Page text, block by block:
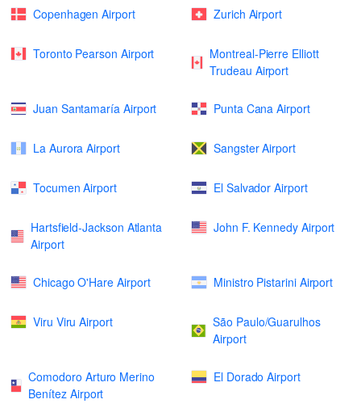
Copenhagen Airport Zurich Airport
Toronto Pearson Airport
Montreal-Pierre Elliott
Trudeau Airport
Juan Santamaría Airport Punta Cana Airport
La Aurora Airport Sangster Airport
Tocumen Airport El Salvador Airport
Hartsfield-Jackson Atlanta
Airport
John F. Kennedy Airport
Chicago O'Hare Airport Ministro Pistarini Airport
Viru Viru Airport
São Paulo/Guarulhos
Airport
Comodoro Arturo Merino
Benítez Airport
El Dorado Airport